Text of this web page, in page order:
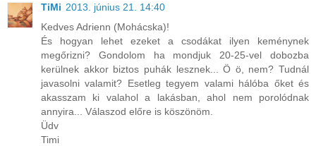
TiMi 2013. június 21. 14:40
Kedves Adrienn (Mohácska)!
És hogyan lehet ezeket a csodákat ilyen keménynek
megőrizni? Gondolom ha mondjuk 20-25-vel dobozba
kerülnek akkor biztos puhák lesznek... Ö ö, nem? Tudnál
javasolni valamit? Esetleg tegyem valami hálóba őket és
akasszam ki valahol a lakásban, ahol nem porolódnak
annyira... Válaszod előre is köszönöm.
Üdv
Timi